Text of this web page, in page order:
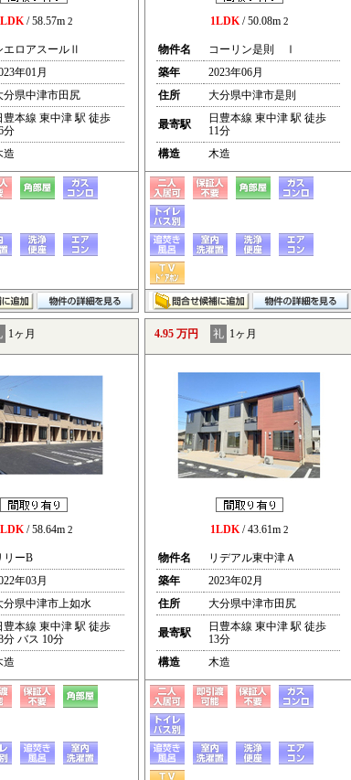
/ 58.57m 2
エロアスールⅡ
年01月
分県中津市田尻
豊本線 東中津 駅 徒歩
分
造
1LDK/ 50.08m 2
物件名
コーリン是則 Ⅰ
築年
2023年06月
住所
大分県中津市是則
最寄駅
日豊本線 東中津 駅 徒歩
11分
構造
木造
1ヶ月
/ 58.64m 2
リーB
年03月
分県中津市上如水
豊本線 東中津 駅 徒歩
分 バス 10分
造
4.95 万円 礼 1ヶ月
1LDK/ 43.61m 2
物件名
リデアル東中津Ａ
築年
2023年02月
住所
大分県中津市田尻
最寄駅
日豊本線 東中津 駅 徒歩
13分
構造
木造